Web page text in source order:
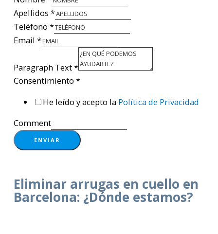
Apellidos *
Teléfono *
Email *
Paragraph Text*
Consentimiento *
He leído y acepto la Política de Privacidad
Comment
ENVIAR
Eliminar arrugas en cuello en
Barcelona: ¿Dónde estamos?